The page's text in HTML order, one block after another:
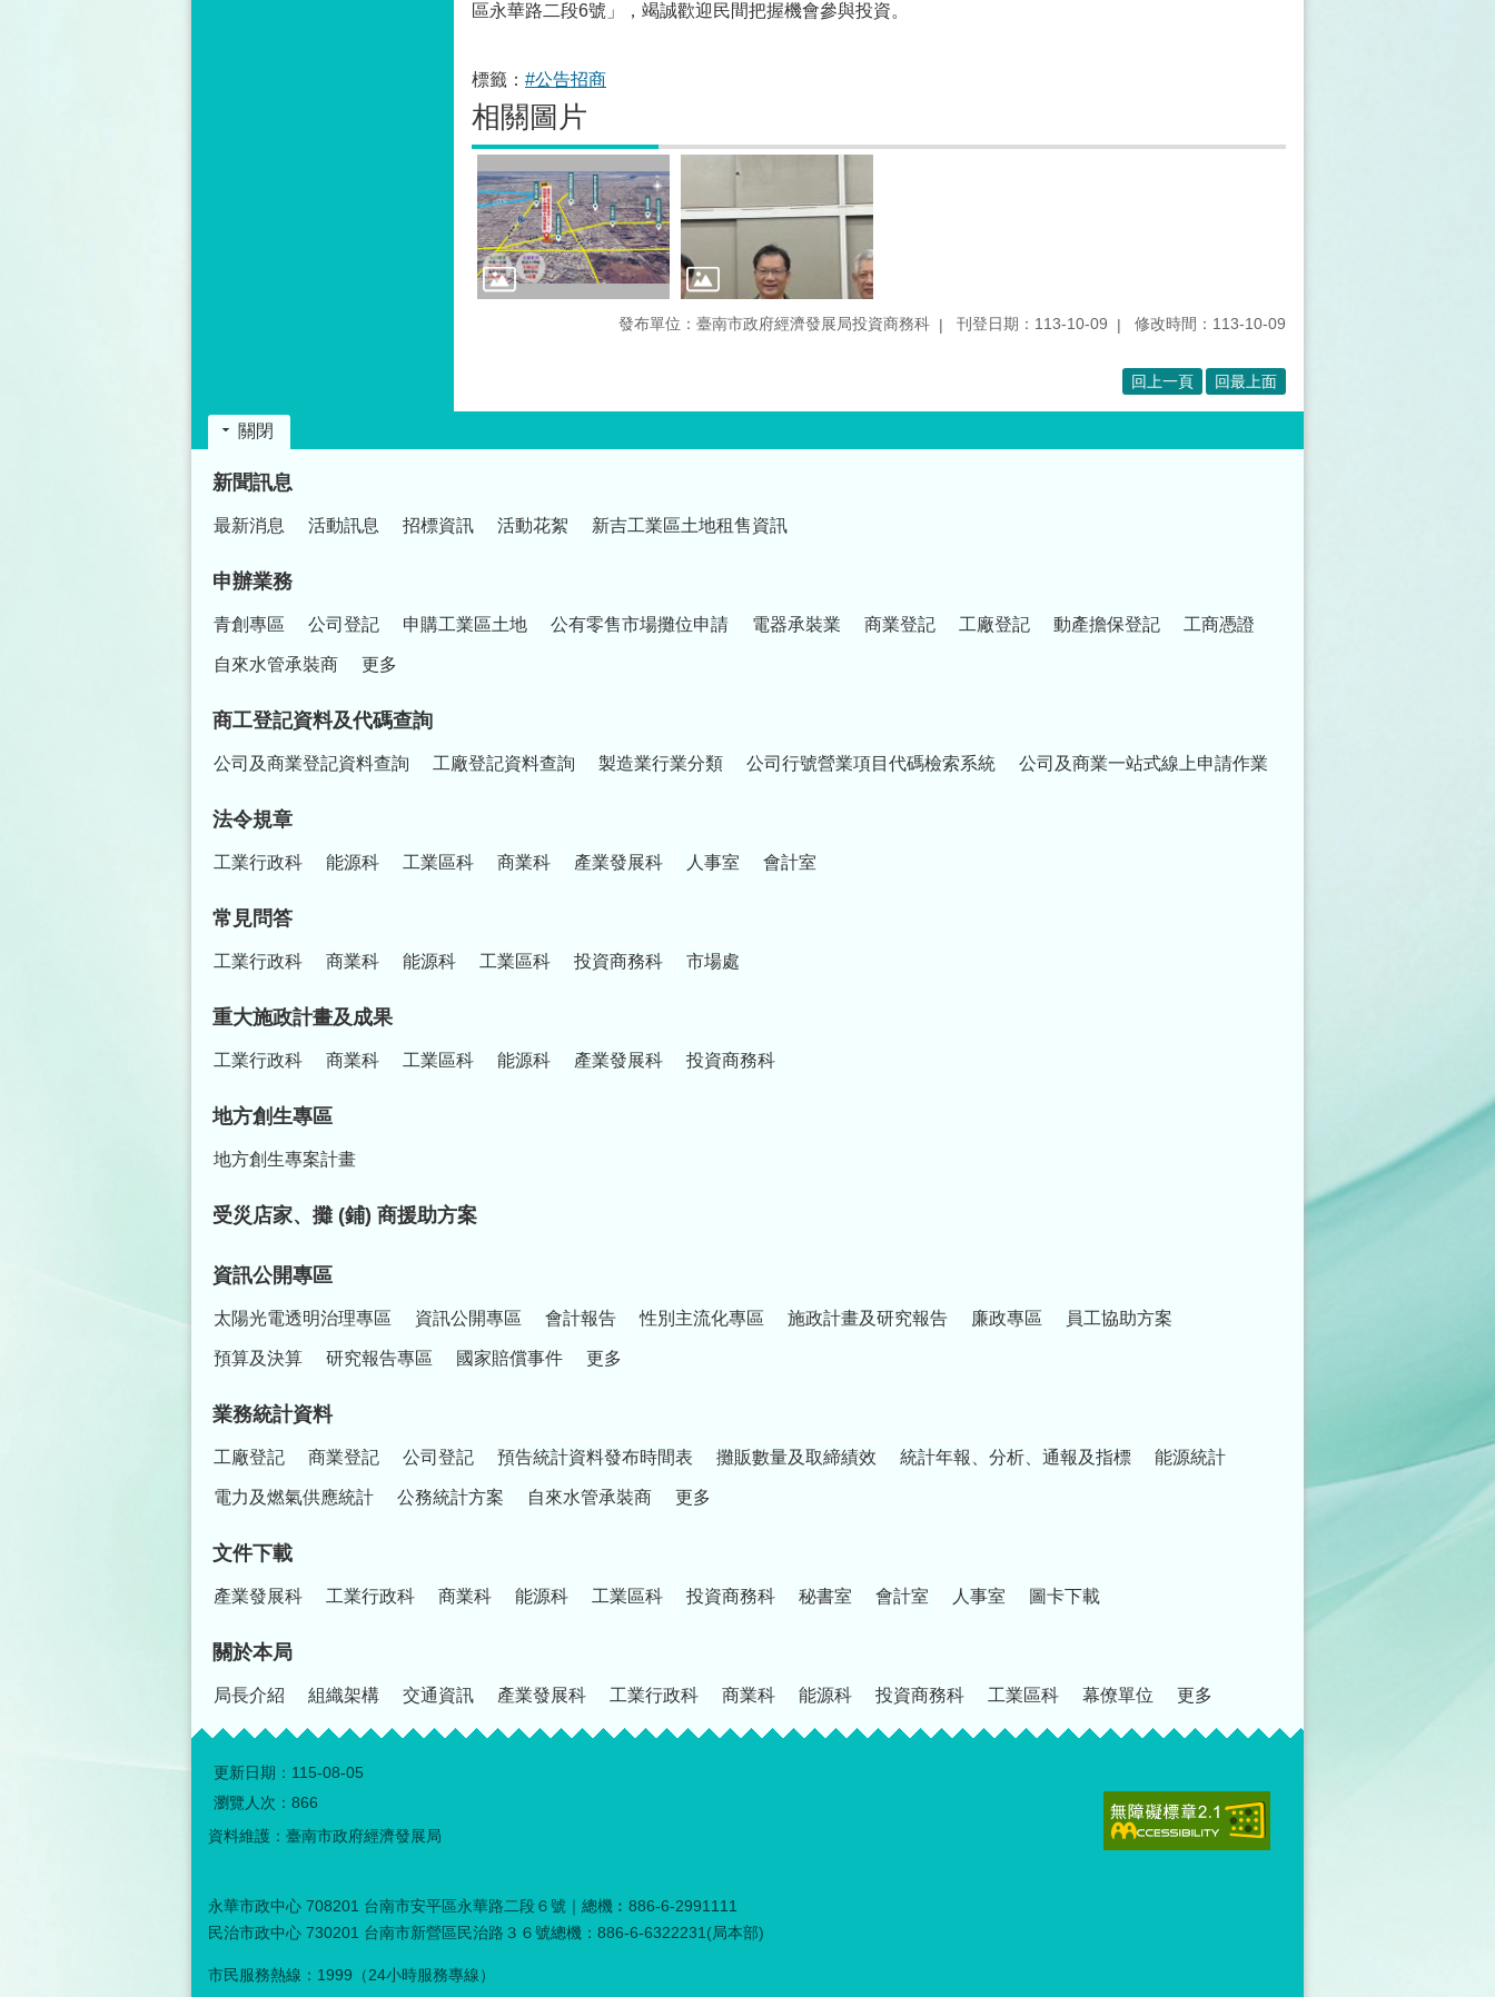
區永華路二段6號」，竭誠歡迎民間把握機會參與投資。
標籤： #公告招商
相關圖片
發布單位：臺南市政府經濟發展局投資商務科 刊登日期：113-10-09 修改時間：113-10-09
回上一頁 回最上面
關閉
新聞訊息
最新消息 活動訊息 招標資訊 活動花絮 新吉工業區土地租售資訊
申辦業務
青創專區 公司登記 申購工業區土地 公有零售市場攤位申請 電器承裝業 商業登記 工廠登記 動產擔保登記 工商憑證
自來水管承裝商 更多
商工登記資料及代碼查詢
公司及商業登記資料查詢 工廠登記資料查詢 製造業行業分類 公司行號營業項目代碼檢索系統 公司及商業一站式線上申請作業
法令規章
工業行政科 能源科 工業區科 商業科 產業發展科 人事室 會計室
常見問答
工業行政科 商業科 能源科 工業區科 投資商務科 市場處
重大施政計畫及成果
工業行政科 商業科 工業區科 能源科 產業發展科 投資商務科
地方創生專區
地方創生專案計畫
受災店家、攤 (鋪) 商援助方案
資訊公開專區
太陽光電透明治理專區 資訊公開專區 會計報告 性別主流化專區 施政計畫及研究報告 廉政專區 員工協助方案
預算及決算 研究報告專區 國家賠償事件 更多
業務統計資料
工廠登記 商業登記 公司登記 預告統計資料發布時間表 攤販數量及取締績效 統計年報、分析、通報及指標 能源統計
電力及燃氣供應統計 公務統計方案 自來水管承裝商 更多
文件下載
產業發展科 工業行政科 商業科 能源科 工業區科 投資商務科 秘書室 會計室 人事室 圖卡下載
關於本局
局長介紹 組織架構 交通資訊 產業發展科 工業行政科 商業科 能源科 投資商務科 工業區科 幕僚單位 更多
更新日期： 115-08-05
瀏覽人次： 866
資料維護：臺南市政府經濟發展局
永華市政中心 708201 台南市安平區永華路二段６號｜總機︰886-6-2991111
民治市政中心 730201 台南市新營區民治路３６號總機：886-6-6322231(局本部)
市民服務熱線：1999（24小時服務專線）